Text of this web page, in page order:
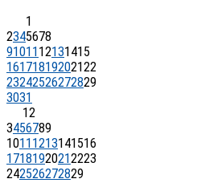
1
2345678
91011 12131415
16171819202122
23242526272829
3031
12
3456789
1011 1213141516
17181920212223
242526272829